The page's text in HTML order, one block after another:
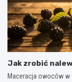
Jak zrobić
Maceracja owoców w